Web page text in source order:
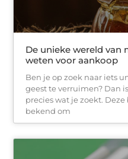
De unieke wereld van
weten voor aankoop
Ben je op zoek naar iets
geest te verruimen? Dan
precies wat je zoekt.
bekend om